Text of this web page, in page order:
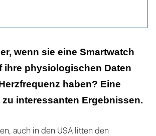
Gesundheitsdaten hat Wirkung
signifikant
wenn sie eine Smartwatch
ihre physiologischen Daten
haben? Eine
interessanten Ergebnissen.
auch in den USA litten den